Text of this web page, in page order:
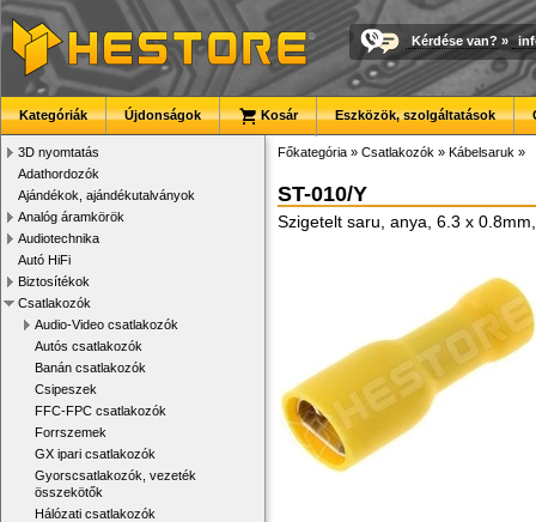
Kérdése van? »
Kategóriák Újdonságok Kosár Eszközök, szolgáltatások
3D nyomtatás
Adathordozók
Ajándékok, ajándékutalványok
Analóg áramkörök
Audiotechnika
Autó HiFi
Biztosítékok
Csatlakozók
Audio-Video csatlakozók
Autós csatlakozók
Banán csatlakozók
Csipeszek
FFC-FPC csatlakozók
Forrszemek
GX ipari csatlakozók
Gyorscsatlakozók, vezeték
összekötők
Hálózati csatlakozók
Főkategória » Csatlakozók » Kábelsaruk »
ST-010/Y
Szigetelt saru, anya, 6.3 x